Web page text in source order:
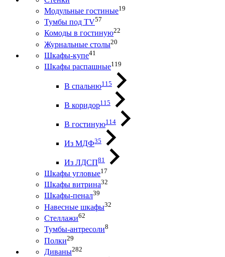
Модульные гостиные19
Тумбы под ТV57
Комоды в гостиную22
Журнальные столы20
Шкафы-купе41
Шкафы распашные119
В спальню115
В коридор115
В гостиную114
Из МДФ35
Из ЛДСП81
Шкафы угловые17
Шкафы витрина32
Шкафы-пенал39
Навесные шкафы32
Стеллажи62
Тумбы-антресоли8
Полки29
Диваны282